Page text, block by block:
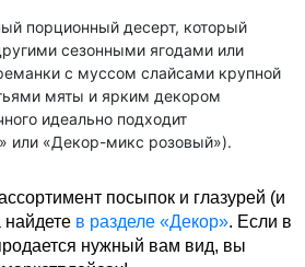
порционный десерт, который
сезонными ягодами или
с муссом слайсами крупной
мяты и ярким декором
идеально подходит
или «Декор-микс розовый»).
посыпок и глазурей (и
найдете в разделе «Декор». Если в
нужный вам вид, вы